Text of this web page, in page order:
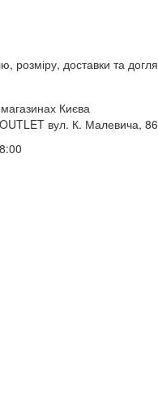
розміру, доставки та
Києва
вул. К. Малевича,